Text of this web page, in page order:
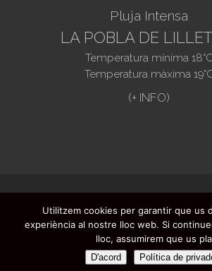
Pluja Intensa
LA POBLA DE
Temperatura mínima 18
Temperatura màxima 19
Preguntes freqüents-
Avís legal- Protecció de dades
web:Infoactivat't
Utilitzem cookies per garantir que us
experiència al nostre lloc web. Si
lloc, assumirem que us
D'acord Política de